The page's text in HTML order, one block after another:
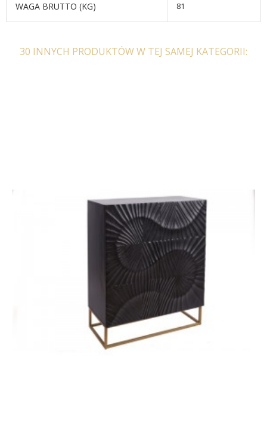
WAGA BRUTTO (KG) 81
30 INNYCH PRODUKTÓW W TEJ SAMEJ KATEGORII: